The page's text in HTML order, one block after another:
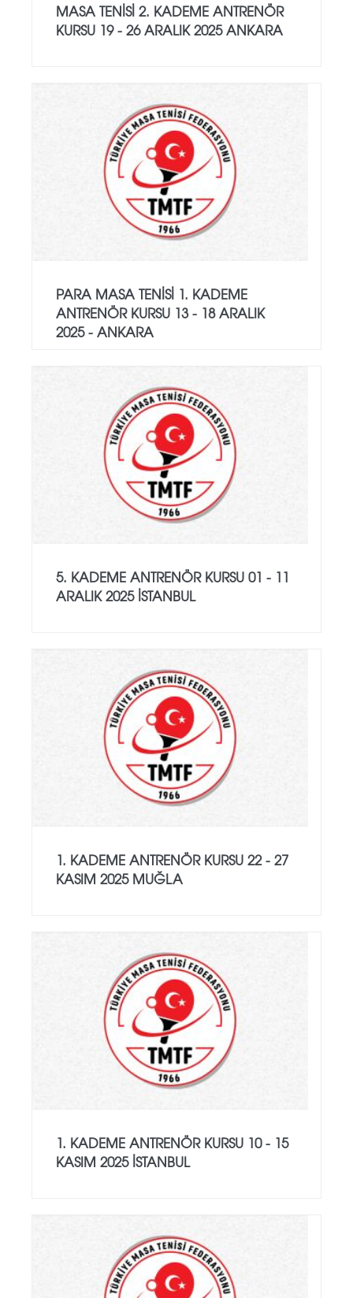
MASA TENİSİ 2. KADEME ANTRENÖR
KURSU 19 - 26 ARALIK 2025 ANKARA
PARA MASA TENİSİ 1. KADEME
ANTRENÖR KURSU 13 - 18 ARALIK
2025 - ANKARA
5. KADEME ANTRENÖR KURSU 01 - 11
ARALIK 2025 İSTANBUL
1. KADEME ANTRENÖR KURSU 22 - 27
KASIM 2025 MUĞLA
1. KADEME ANTRENÖR KURSU 10 - 15
KASIM 2025 İSTANBUL